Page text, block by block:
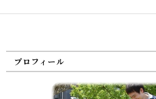
プロフィール